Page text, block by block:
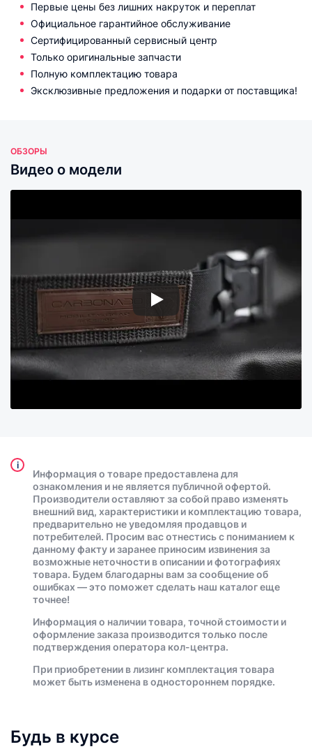
Первые цены без лишних накруток и переплат
Официальное гарантийное обслуживание
Сертифицированный сервисный центр
Только оригинальные запчасти
Полную комплектацию товара
Эксклюзивные предложения и подарки от поставщика!
ОБЗОРЫ
Видео о модели
i
Информация о товаре предоставлена для
ознакомления и не является публичной офертой.
Производители оставляют за собой право изменять
внешний вид, характеристики и комплектацию товара,
предварительно не уведомляя продавцов и
потребителей. Просим вас отнестись с пониманием к
данному факту и заранее приносим извинения за
возможные неточности в описании и фотографиях
товара. Будем благодарны вам за сообщение об
ошибках — это поможет сделать наш каталог еще
точнее!
Информация о наличии товара, точной стоимости и
оформление заказа производится только после
подтверждения оператора кол-центра.
При приобретении в лизинг комплектация товара
может быть изменена в одностороннем порядке.
Будь в курсе